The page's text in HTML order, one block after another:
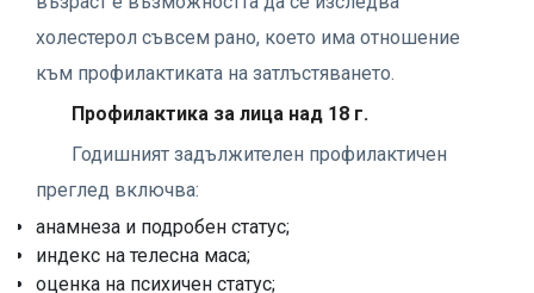
холестерол съвсем рано, което има отношение
към профилактиката на затлъстяването.
Профилактика за лица над 18 г.
Годишният задължителен профилактичен
преглед включва:
анамнеза и подробен статус;
индекс на телесна маса;
оценка на психичен статус;